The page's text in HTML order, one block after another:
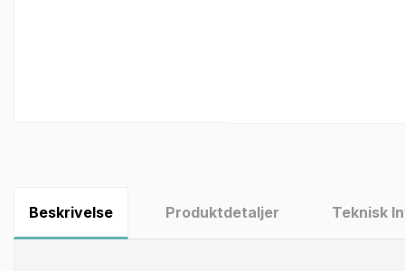
Beskrivelse Produktdetaljer Teknisk